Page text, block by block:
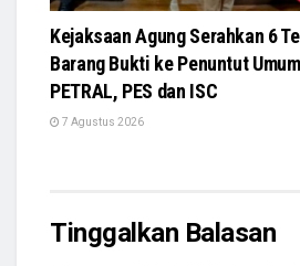
Kejaksaan Agung Serahkan 6
Barang Bukti ke Penuntut
PETRAL, PES dan ISC
7 Agustus 2026
Tinggalkan Balasan